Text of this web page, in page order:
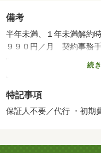
備考
半年未満、１年未満解約
９９０円／月 契約事務
０００円 火災保険１８
入要（初回保証料６０％
続
特記事項
保証人不要／代行 ・初期